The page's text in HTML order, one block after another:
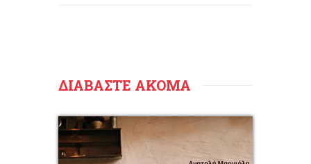
ΔΙΑΒΑΣΤΕ ΑΚΟΜΑ